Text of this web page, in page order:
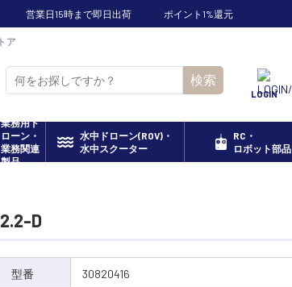
営業日15時まで即日出荷 ポイント1%還元
ア
検索
LOGIN
業務用ド
ローン・
業務関連
製品
水中ドローン(ROV)・
水中スクーター
RC・
ロボット部品
D
型番 30820416